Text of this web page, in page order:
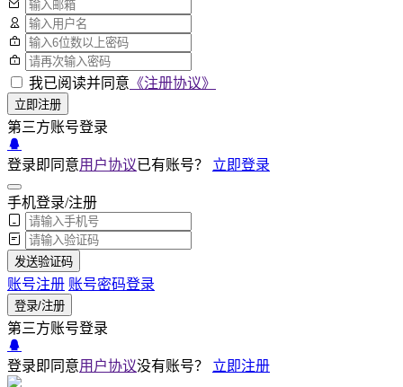
我已阅读并同意 《注册协议》
立即注册
第三方账号登录
登录即同意用户协议已有账号？ 立即登录
手机登录/注册
发送验证码
账号注册 账号密码登录
登录/注册
第三方账号登录
登录即同意用户协议没有账号？ 立即注册